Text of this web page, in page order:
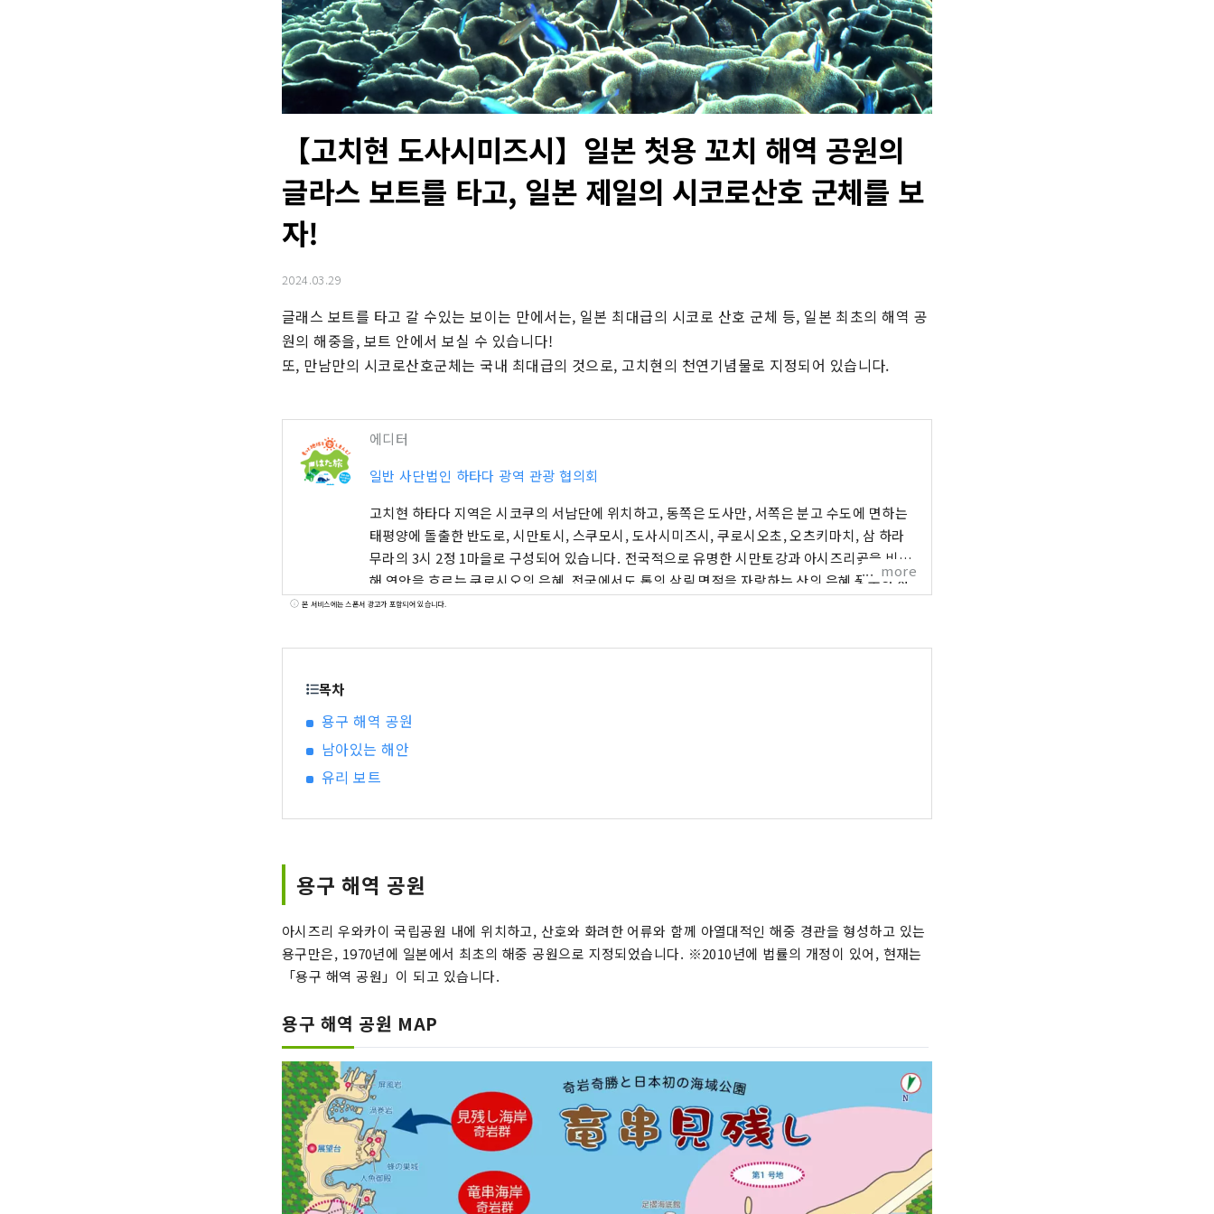
【고치현 도사시미즈시】일본 첫용 꼬치 해역 공원의
글라스 보트를 타고, 일본 제일의 시코로산호 군체를 보
자!
2024.03.29
글래스 보트를 타고 갈 수있는 보이는 만에서는, 일본 최대급의 시코로 산호 군체 등, 일본 최초의 해역 공
원의 해중을, 보트 안에서 보실 수 있습니다!
또, 만남만의 시코로산호군체는 국내 최대급의 것으로, 고치현의 천연기념물로 지정되어 있습니다.
에디터
일반 사단법인 하타다 광역 관광 협의회
고치현 하타다 지역은 시코쿠의 서남단에 위치하고, 동쪽은 도사만, 서쪽은 분고 수도에 면하는
태평양에 돌출한 반도로, 시만토시, 스쿠모시, 도사시미즈시, 쿠로시오초, 오츠키마치, 삼 하라
무라의 3시 2정 1마을로 구성되어 있습니다. 전국적으로 유명한 시만토강과 아시즈리곶을 비롯
해 연안을 흐르는 쿠로시오의 은혜, 전국에서도 톱의 삼림 면적을 자랑하는 산의 은혜 풍부한 자
연 대국입니다.
more
본 서비스에는 스폰서 광고가 포함되어 있습니다.
목차
용구 해역 공원
남아있는 해안
유리 보트
용구 해역 공원
아시즈리 우와카이 국립공원 내에 위치하고, 산호와 화려한 어류와 함께 아열대적인 해중 경관을 형성하고 있는
용구만은, 1970년에 일본에서 최초의 해중 공원으로 지정되었습니다. ※2010년에 법률의 개정이 있어, 현재는
「용구 해역 공원」이 되고 있습니다.
용구 해역 공원 MAP